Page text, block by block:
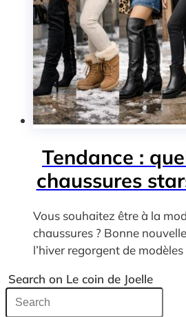
Tendance :
chaussures
Vous souhaitez être à la
chaussures ? Bonne
l’hiver regorgent de
Search on Le coin de Joelle